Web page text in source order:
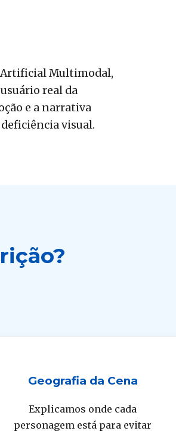
Multimodal,
real da
e a narrativa
visual.
Geografia da Cena
Explicamos onde cada
personagem está para evitar